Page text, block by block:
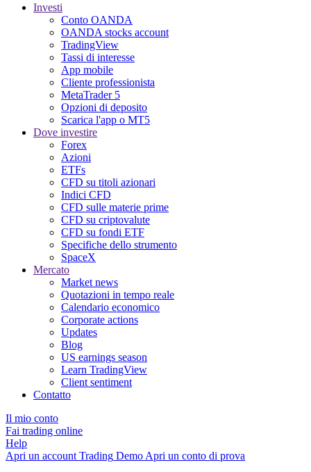
Investi
Conto OANDA
OANDA stocks account
TradingView
Tassi di interesse
App mobile
Cliente professionista
MetaTrader 5
Opzioni di deposito
Scarica l'app o MT5
Dove investire
Forex
Azioni
ETFs
CFD su titoli azionari
Indici CFD
CFD sulle materie prime
CFD su criptovalute
CFD su fondi ETF
Specifiche dello strumento
SpaceX
Mercato
Market news
Quotazioni in tempo reale
Calendario economico
Corporate actions
Updates
Blog
US earnings season
Learn TradingView
Client sentiment
Contatto
Il mio conto
Fai trading online
Help
Apri un account Trading Demo Apri un conto di prova